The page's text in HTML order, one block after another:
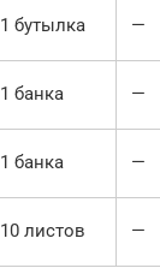
1 бутылка —
1 банка —
1 банка —
10 листов —